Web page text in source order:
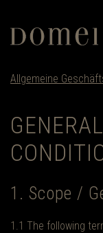
Allgemeine
1. Scope /
1.1 The following